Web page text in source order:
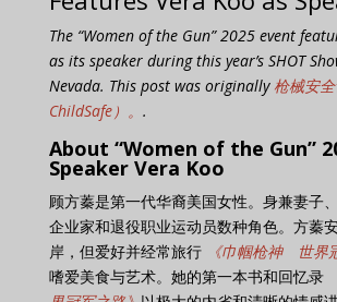
The “Women of the Gun” 2025 event
as its speaker during this year’s SHOT
Nevada. This post was originally 枪械安
ChildSafe）。 .
About “Women of the Gun”
Speaker Vera Koo
顾方蓁是第一代华裔美国女性。身兼妻子、
企业家和退役职业运动员数种角色。方蓁
岸，但爱好并经常旅行
《巾帼枪神 世界
嗜爱美食与艺术。她的第一本书和回忆录